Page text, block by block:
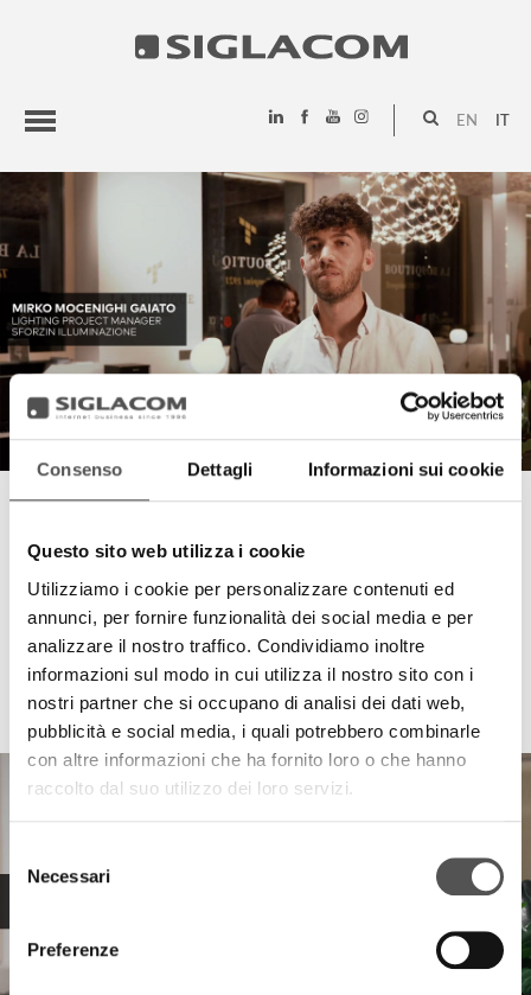
Consenso Dettagli Informazioni sui cookie
Questo sito web utilizza i cookie
Utilizziamo i cookie per personalizzare contenuti ed
annunci, per fornire funzionalità dei social media e per
analizzare il nostro traffico. Condividiamo inoltre
informazioni sul modo in cui utilizza il nostro sito con i
nostri partner che si occupano di analisi dei dati web,
pubblicità e social media, i quali potrebbero combinarle
con altre informazioni che ha fornito loro o che hanno
raccolto dal suo utilizzo dei loro servizi.
delNecessari
Preferenze
EN
HIGHLIGHTS